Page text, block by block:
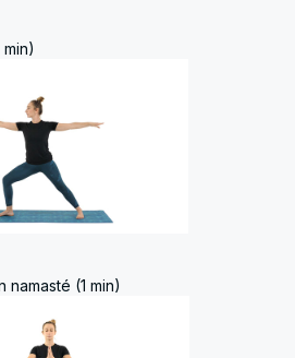
namasté (1 min)